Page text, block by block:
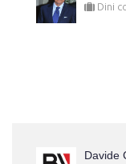
Dini
Davide